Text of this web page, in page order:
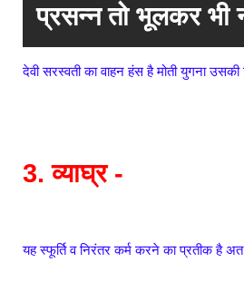
प्रसन्न तो भूलकर भी
देवी सरस्वती का वाहन हंस है मोती युगना
3. व्याघ्र -
यह स्फूर्ति व निरंतर कर्म करने का प्रतीक है